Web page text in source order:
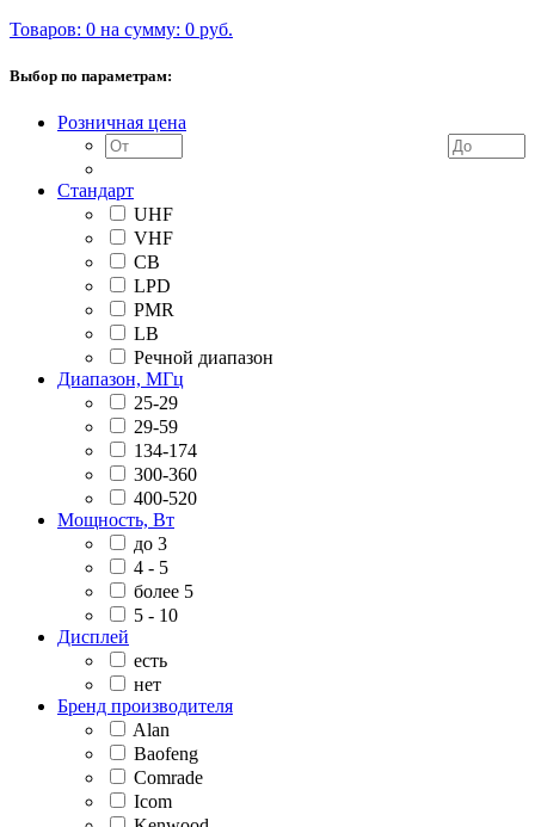
Товаров: 0 на сумму: 0 руб.
Выбор по параметрам:
Розничная цена
Стандарт
UHF
VHF
CB
LPD
PMR
LB
Речной диапазон
Диапазон, МГц
25-29
29-59
134-174
300-360
400-520
Мощность, Вт
до 3
4 - 5
более 5
5 - 10
Дисплей
есть
нет
Бренд производителя
Alan
Baofeng
Comrade
Icom